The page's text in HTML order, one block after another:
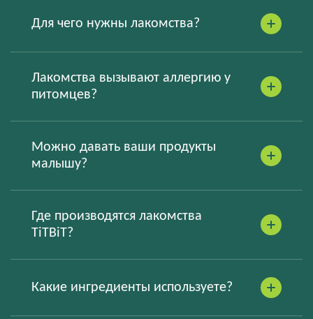
Для чего нужны лакомства?
Лакомства вызывают аллергию у
питомцев?
Можно давать ваши продукты
малышу?
Где производятся лакомства
TiTBiT?
Какие ингредиенты используете?